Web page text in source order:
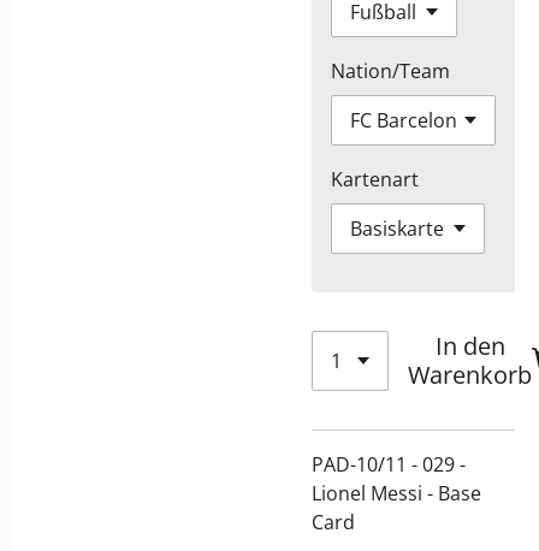
Nation/Team
Kartenart
In den
Warenkorb
PAD-10/11 - 029 -
Lionel Messi - Base
Card